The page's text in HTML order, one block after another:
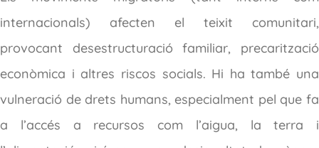
internacionals) afecten el teixit comunitari,
provocant desestructuració familiar, precarització
econòmica i altres riscos socials. Hi ha també una
vulneració de drets humans, especialment pel que fa
a l’accés a recursos com l’aigua, la terra i